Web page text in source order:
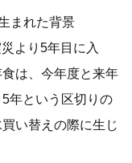
まれた背景
より5年目に入
は、今年度と来年
年という区切りの
い替えの際に生じ